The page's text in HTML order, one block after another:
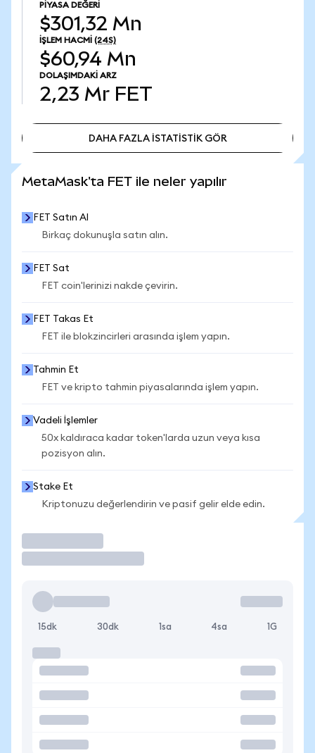
PIYASA DEĞERI
$301,32 Mn
İŞLEM HACMI (24S)
$60,94 Mn
DOLAŞIMDAKI ARZ
2,23 Mr FET
DAHA FAZLA İSTATİSTİK GÖR
MetaMask'ta FET ile neler yapılır
FET Satın Al
Birkaç dokunuşla satın alın.
FET Sat
FET coin'lerinizi nakde çevirin.
FET Takas Et
FET ile blokzincirleri arasında işlem yapın.
Tahmin Et
FET ve kripto tahmin piyasalarında işlem yapın.
Vadeli İşlemler
50x kaldıraca kadar token'larda uzun veya kısa
pozisyon alın.
Stake Et
Kriptonuzu değerlendirin ve pasif gelir elde edin.
15dk 30dk 1sa 4sa 1G